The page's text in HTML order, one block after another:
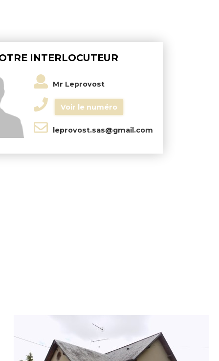
INTERLOCUTEUR
Mr Leprovost
Voir le numéro
leprovost.sas@gmail.com